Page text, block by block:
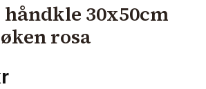
30x50cm
rosa